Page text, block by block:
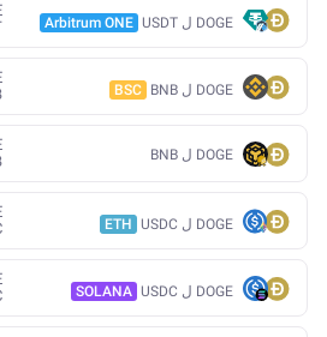
DOGE ل USDT Arbitrum ONE
DOGE ل BNB BSC
DOGE ل BNB
DOGE ل USDC ETH
DOGE ل USDC SOLANA